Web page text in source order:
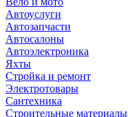
Автоуслуги
Автозапчасти
Автосалоны
Автоэлектроника
Яхты
Стройка и ремонт
Электротовары
Сантехника
Строительные материалы